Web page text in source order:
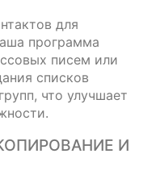
для
программа
писем или
списков
что улучшает
И